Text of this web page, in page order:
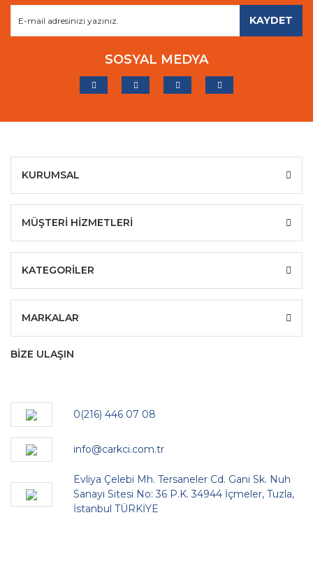
KAYDET
SOSYAL MEDYA
KURUMSAL
MÜŞTERİ HİZMETLERİ
KATEGORİLER
MARKALAR
BİZE ULAŞIN
0(216) 446 07 08
info@carkci.com.tr
Evliya Çelebi Mh. Tersaneler Cd. Gani Sk. Nuh
Sanayi Sitesi No: 36 P.K. 34944 İçmeler, Tuzla,
İstanbul TÜRKİYE